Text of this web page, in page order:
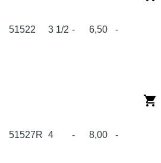
51522 3 1/2 - 6,50 -
51527R 4 - 8,00 -